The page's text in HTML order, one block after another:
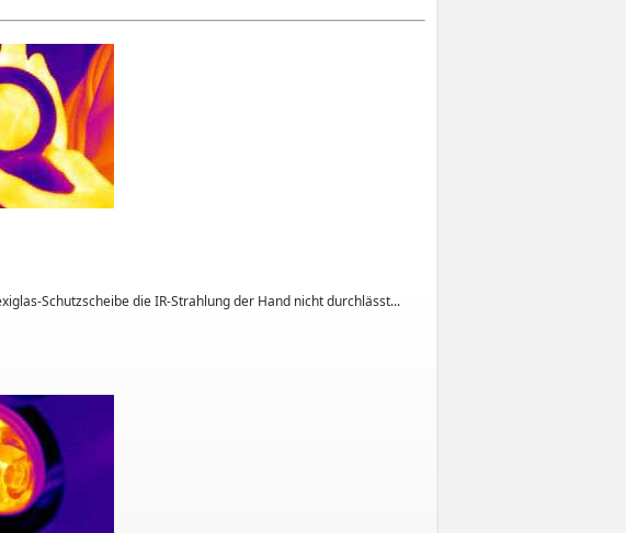
Schutzscheibe die IR-Strahlung der Hand nicht durchlässt...